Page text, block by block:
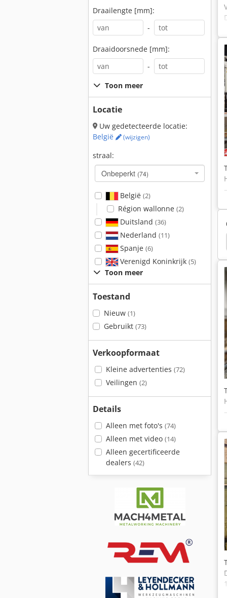
Draailengte [mm]:
-
Draaidoorsnede [mm]:
-
Toon meer
Locatie
Uw gedetecteerde locatie:
België
(wijzigen)
straal:
Onbeperkt (74)
België (2)
Région wallonne (2)
Duitsland (36)
Nederland (11)
Spanje (6)
Verenigd Koninkrijk (5)
Toon meer
Toestand
Nieuw (1)
Gebruikt (73)
Verkoopformaat
Kleine advertenties (72)
Veilingen (2)
Details
Alleen met foto's (74)
Alleen met video (14)
Alleen gecertificeerde
dealers (42)
Lvd Pp 30T X 2000 Mm